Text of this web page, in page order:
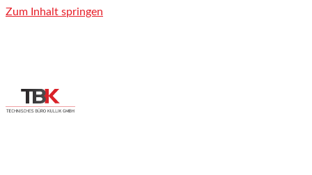
Zum Inhalt springen